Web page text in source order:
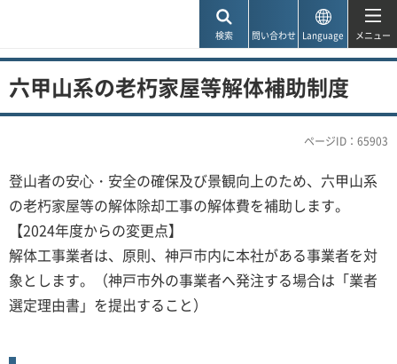
検索 問い合わせ Language メニュー
六甲山系の老朽家屋等解体補助制度
ページID：65903
登山者の安⼼・安全の確保及び景観向上のため、六甲山系
の老朽家屋等の解体除却工事の解体費を補助します。
【2024年度からの変更点】
解体工事業者は、原則、神戸市内に本社がある事業者を対
象とします。（神戸市外の事業者へ発注する場合は「業者
選定理由書」を提出すること）